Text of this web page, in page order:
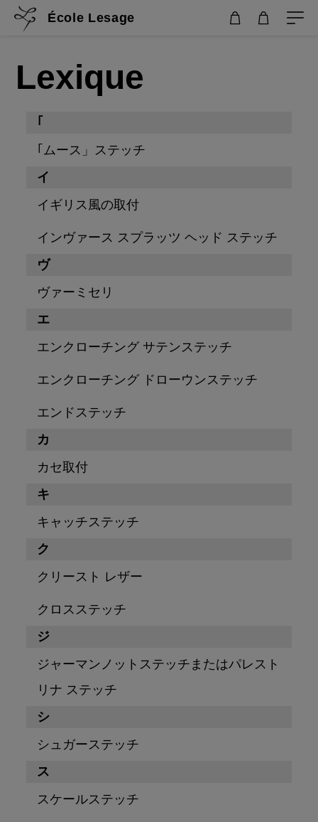
École Lesage
Lexique
｢
｢ムース」ステッチ
イ
イギリス風の取付
インヴァース スプラッツ ヘッド ステッチ
ヴ
ヴァーミセリ
エ
エンクローチング サテンステッチ
エンクローチング ドローウンステッチ
エンドステッチ
カ
カセ取付
キ
キャッチステッチ
ク
クリースト レザー
クロスステッチ
ジ
ジャーマンノットステッチまたはパレスト
リナ ステッチ
シ
シュガーステッチ
ス
スケールステッチ